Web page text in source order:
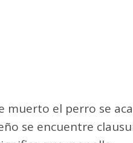
muerto el perro se
se encuentre